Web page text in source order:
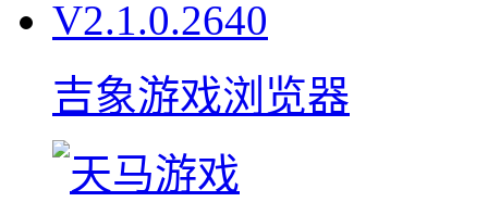
吉象游戏浏览器